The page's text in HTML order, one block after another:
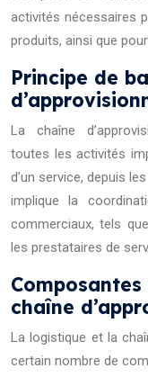
activités nécessaires
produits, ainsi que
Principe de
La chaîne
toutes les activités
d’un service, depuis
implique la
commerciaux, tels
les prestataires de
chaîne
La logistique et la
certain nombre de